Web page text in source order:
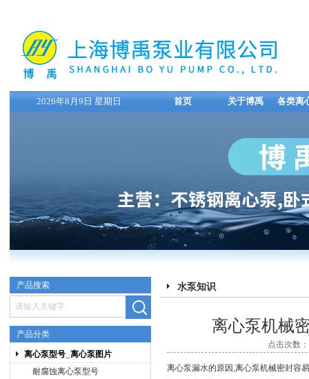
上海博禹泵业有限公司
2026年8月9日 星期日 首页 关于博禹 各类离
产品搜索
产品分类
离心泵型号_离心泵图片
耐腐蚀离心泵型号
水泵知识
离心泵机械
点击次数
离心泵漏水的原因,离心泵机械密封容